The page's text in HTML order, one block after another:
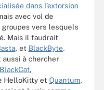
dans l’extorsion
avec vol de
vers lesquels
Mais il faudrait
, et BlackByte.
aussi à chercher
,
HelloKitty et Quantum.